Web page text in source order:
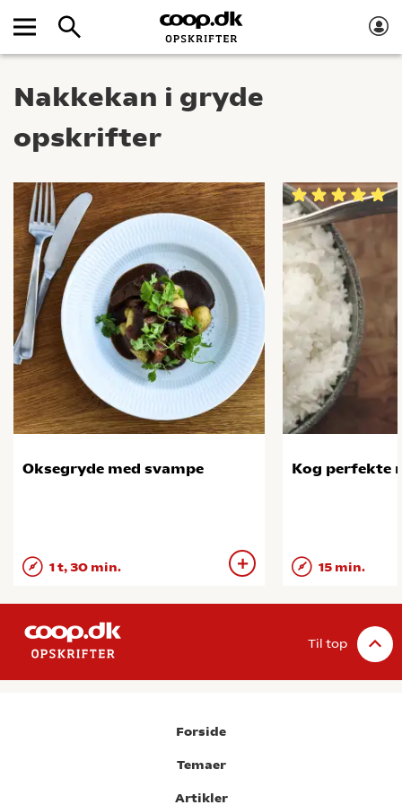
Nakkekan i gryde
opskrifter
Oksegryde med svampe
1 t, 30 min.
Kog perfekte
15 min.
Til top
Forside
Temaer
Artikler